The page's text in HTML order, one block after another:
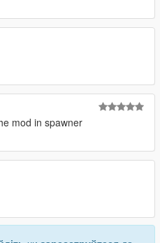
mod in spawner